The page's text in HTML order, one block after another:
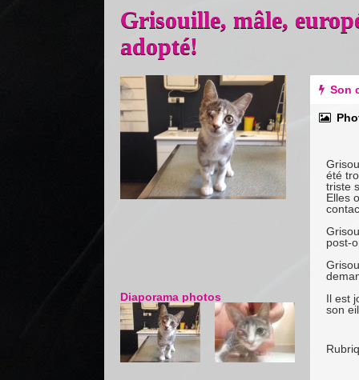
Grisouille, mâle,
adopté!
Previous Next
Diaporama photos
Son
été
triste
Elles
post-
Il est
son